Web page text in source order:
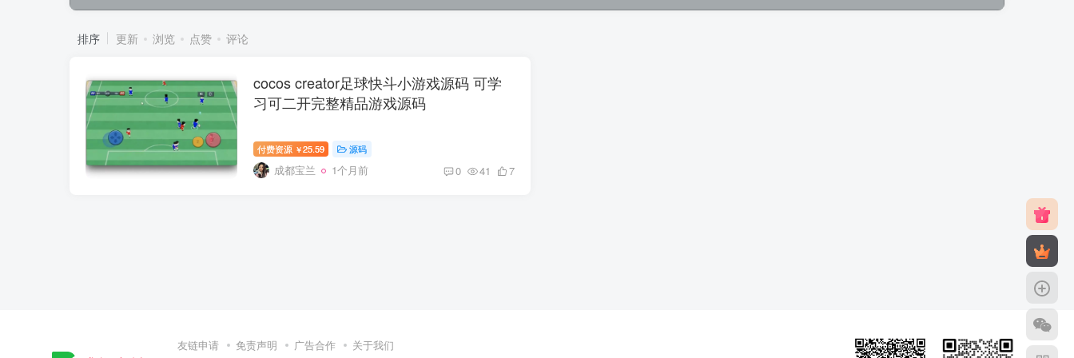
排序 更新 浏览 点赞 评论
cocos creator足球快斗小游戏源码 可学
习可二开完整精品游戏源码
付费资源 ￥25.59 源码
成都宝兰 1个月前 0 41 7
友链申请 免责声明 广告合作 关于我们